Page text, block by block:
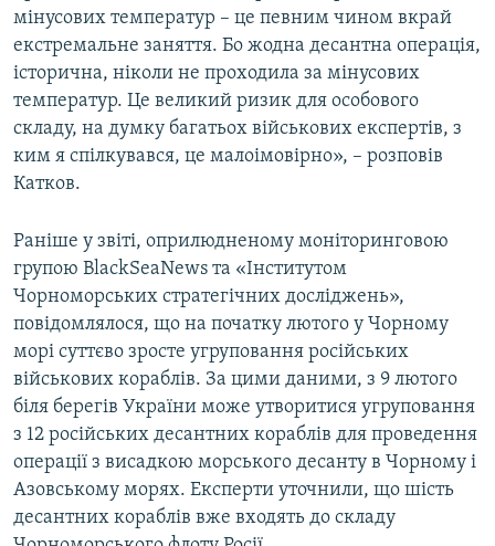
мінусових температур – це певним чином вкрай
екстремальне заняття. Бо жодна десантна операція,
історична, ніколи не проходила за мінусових
температур. Це великий ризик для особового
складу, на думку багатьох військових експертів, з
ким я спілкувався, це малоімовірно», – розповів
Катков.
Раніше у звіті, оприлюдненому моніторинговою
групою BlackSeaNews та «Інститутом
Чорноморських стратегічних досліджень»,
повідомлялося, що на початку лютого у Чорному
морі суттєво зросте угруповання російських
військових кораблів. За цими даними, з 9 лютого
біля берегів України може утворитися угруповання
з 12 російських десантних кораблів для проведення
операції з висадкою морського десанту в Чорному і
Азовському морях. Експерти уточнили, що шість
десантних кораблів вже входять до складу